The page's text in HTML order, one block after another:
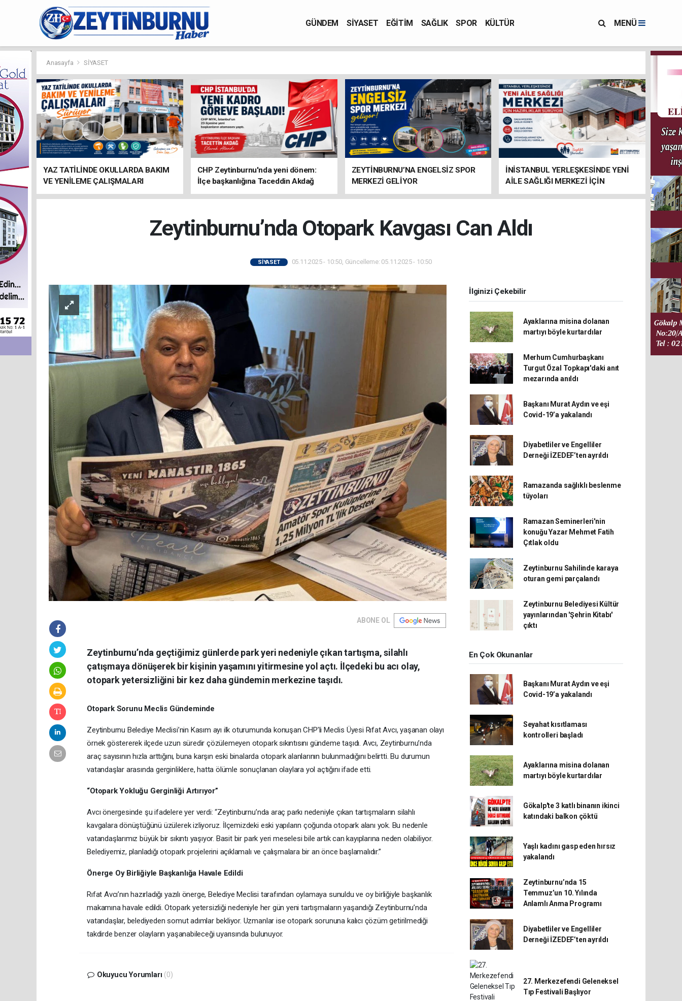
GÜNDEM SİYASET EĞİTİM SAĞLIK SPOR KÜLTÜR MENÜ
Anasayfa SİYASET
YAZ TATİLİNDE OKULLARDA BAKIM
VE YENİLEME ÇALIŞMALARI
SÜRÜYOR
CHP Zeytinburnu'nda yeni dönem:
İlçe başkanlığına Taceddin Akdağ
atandı
ZEYTİNBURNU’NA ENGELSİZ SPOR
MERKEZİ GELİYOR
İNİSTANBUL YERLEŞKESİNDE YENİ
AİLE SAĞLIĞI MERKEZİ İÇİN
HAZIRLIKLAR SÜRÜYOR
Zeytinburnu’nda Otopark Kavgası Can Aldı
SİYASET 05.11.2025 - 10:50, Güncelleme: 05.11.2025 - 10:50
ABONE OL
Zeytinburnu’nda geçtiğimiz günlerde park yeri nedeniyle çıkan tartışma, silahlı
çatışmaya dönüşerek bir kişinin yaşamını yitirmesine yol açtı. İlçedeki bu acı olay,
otopark yetersizliğini bir kez daha gündemin merkezine taşıdı.
Otopark Sorunu Meclis Gündeminde
Zeytinburnu Belediye Meclisi’nin Kasım ayı ilk oturumunda konuşan CHP’li Meclis Üyesi Rıfat Avcı, yaşanan olayı
örnek göstererek ilçede uzun süredir çözülemeyen otopark sıkıntısını gündeme taşıdı. Avcı, Zeytinburnu’nda
araç sayısının hızla arttığını, buna karşın eski binalarda otopark alanlarının bulunmadığını belirtti. Bu durumun
vatandaşlar arasında gerginliklere, hatta ölümle sonuçlanan olaylara yol açtığını ifade etti.
“Otopark Yokluğu Gerginliği Artırıyor”
Avcı önergesinde şu ifadelere yer verdi: “Zeytinburnu’nda araç parkı nedeniyle çıkan tartışmaların silahlı
kavgalara dönüştüğünü üzülerek izliyoruz. İlçemizdeki eski yapıların çoğunda otopark alanı yok. Bu nedenle
vatandaşlarımız büyük bir sıkıntı yaşıyor. Basit bir park yeri meselesi bile artık can kayıplarına neden olabiliyor.
Belediyemiz, planladığı otopark projelerini açıklamalı ve çalışmalara bir an önce başlamalıdır.”
Önerge Oy Birliğiyle Başkanlığa Havale Edildi
Rıfat Avcı’nın hazırladığı yazılı önerge, Belediye Meclisi tarafından oylamaya sunuldu ve oy birliğiyle başkanlık
makamına havale edildi. Otopark yetersizliği nedeniyle her gün yeni tartışmaların yaşandığı Zeytinburnu’nda
vatandaşlar, belediyeden somut adımlar bekliyor. Uzmanlar ise otopark sorununa kalıcı çözüm getirilmediği
takdirde benzer olayların yaşanabileceği uyarısında bulunuyor.
Okuyucu Yorumları (0)
İlginizi Çekebilir
Ayaklarına misina dolanan
martıyı böyle kurtardılar
Merhum Cumhurbaşkanı
Turgut Özal Topkapı'daki anıt
mezarında anıldı
Başkanı Murat Aydın ve eşi
Covid-19’a yakalandı
Diyabetliler ve Engelliler
Derneği İZEDEF’ten ayrıldı
Ramazanda sağlıklı beslenme
tüyoları
Ramazan Seminerleri'nin
konuğu Yazar Mehmet Fatih
Çıtlak oldu
Zeytinburnu Sahilinde karaya
oturan gemi parçalandı
Zeytinburnu Belediyesi Kültür
yayınlarından 'Şehrin Kitabı'
çıktı
En Çok Okunanlar
Başkanı Murat Aydın ve eşi
Covid-19’a yakalandı
Seyahat kısıtlaması
kontrolleri başladı
Ayaklarına misina dolanan
martıyı böyle kurtardılar
Gökalp'te 3 katlı binanın ikinci
katındaki balkon çöktü
Yaşlı kadını gasp eden hırsız
yakalandı
Zeytinburnu’nda 15
Temmuz’un 10. Yılında
Anlamlı Anma Programı
Diyabetliler ve Engelliler
Derneği İZEDEF’ten ayrıldı
27. Merkezefendi Geleneksel
Tıp Festivali Başlıyor